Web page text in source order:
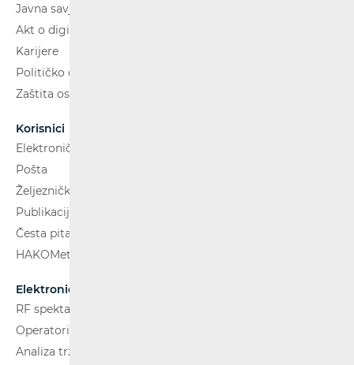
Javna savjetovanja
Akt o digitalnim uslugama
Karijere
Političko oglašavanje
Zaštita osobnih podataka
Korisnici
Elektroničke komunikacije
Pošta
Željeznički putnički prijevoz
Publikacije
Česta pitanja
HAKOMetar
Elektroničke komunikacije
RF spektar
Operatori i usluge
Analiza tržišta